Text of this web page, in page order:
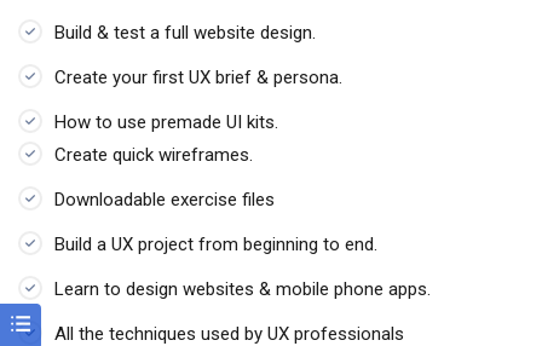
Build & test a full website design.
Create your first UX brief & persona.
How to use premade UI kits.
Create quick wireframes.
Downloadable exercise files
Build a UX project from beginning to end.
Learn to design websites & mobile phone apps.
All the techniques used by UX professionals